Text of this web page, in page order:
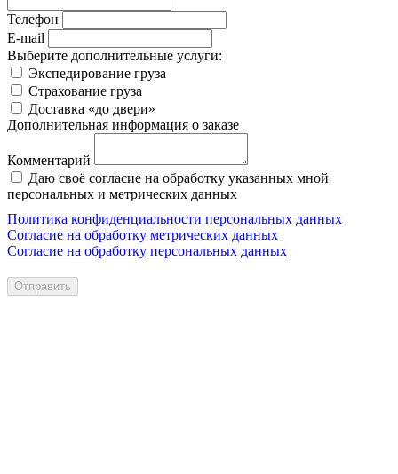
Телефон
E-mail
Выберите дополнительные услуги:
Экспедирование груза
Страхование груза
Доставка «до двери»
Дополнительная информация о заказе
Комментарий
Даю своё согласие на обработку указанных мной
персональных и метрических данных
Политика конфиденциальности персональных данных
Согласие на обработку метрических данных
Согласие на обработку персональных данных
Отправить